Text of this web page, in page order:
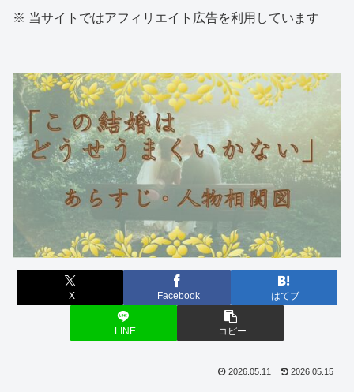
※ 当サイトではアフィリエイト広告を利用しています
X Facebook はてブ
LINE コピー
2026.05.11 2026.05.15